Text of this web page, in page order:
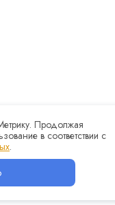
Продолжая
в соответствии с
.